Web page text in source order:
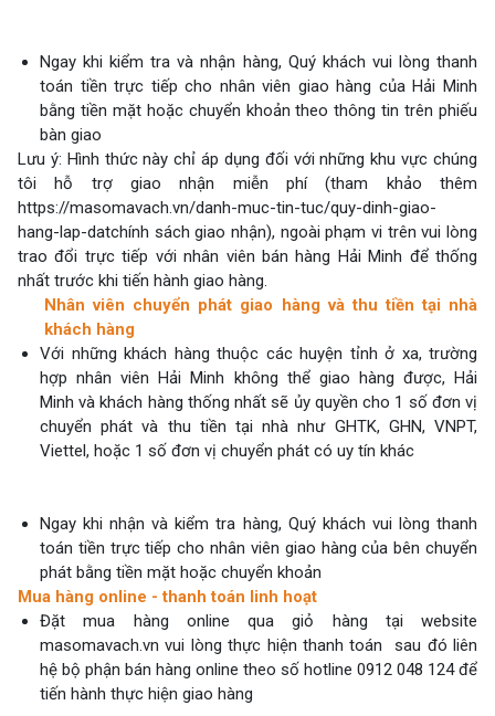
Ngay khi kiểm tra và nhận hàng, Quý khách vui lòng thanh
toán tiền trực tiếp cho nhân viên giao hàng của Hải Minh
bằng tiền mặt hoặc chuyển khoản theo thông tin trên phiếu
bàn giao
Lưu ý: Hình thức này chỉ áp dụng đối với những khu vực chúng
tôi hỗ trợ giao nhận miễn phí (tham khảo thêm
https://masomavach.vn/danh-muc-tin-tuc/quy-dinh-giao-
hang-lap-datchính sách giao nhận), ngoài phạm vi trên vui lòng
trao đổi trực tiếp với nhân viên bán hàng Hải Minh để thống
nhất trước khi tiến hành giao hàng.
Nhân viên chuyển phát giao hàng và thu tiền tại nhà
khách hàng
Với những khách hàng thuộc các huyện tỉnh ở xa, trường
hợp nhân viên Hải Minh không thể giao hàng được, Hải
Minh và khách hàng thống nhất sẽ ủy quyền cho 1 số đơn vị
chuyển phát và thu tiền tại nhà như GHTK, GHN, VNPT,
Viettel, hoặc 1 số đơn vị chuyển phát có uy tín khác
Ngay khi nhận và kiểm tra hàng, Quý khách vui lòng thanh
toán tiền trực tiếp cho nhân viên giao hàng của bên chuyển
phát bằng tiền mặt hoặc chuyển khoản
Mua hàng online - thanh toán linh hoạt
Đặt mua hàng online qua giỏ hàng tại website
masomavach.vn vui lòng thực hiện thanh toán sau đó liên
hệ bộ phận bán hàng online theo số hotline 0912 048 124 để
tiến hành thực hiện giao hàng